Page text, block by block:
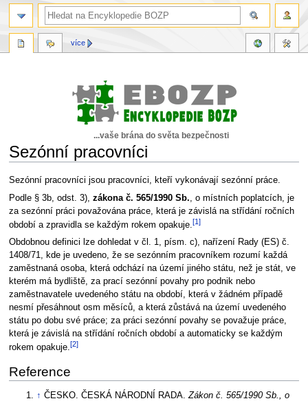
...vaše brána do světa bezpečnosti
Sezónní pracovníci
Skočit
na
navigaci
Skočit
na
vyhledávání
Sezónní pracovníci jsou pracovníci, kteří vykonávají sezónní práce.
Podle § 3b, odst. 3), zákona č. 565/1990 Sb. , o místních poplatcích, je
za sezónní práci považována práce, která je závislá na střídání ročních
období a zpravidla se každým rokem opakuje. [1]
Obdobnou definici lze dohledat v čl. 1, písm. c), nařízení Rady (ES) č.
1408/71, kde je uvedeno, že se sezónním pracovníkem rozumí každá
zaměstnaná osoba, která odchází na území jiného státu, než je stát, ve
kterém má bydliště, za prací sezónní povahy pro podnik nebo
zaměstnavatele uvedeného státu na období, která v žádném případě
nesmí přesáhnout osm měsíců, a která zůstává na území uvedeného
státu po dobu své práce; za práci sezónní povahy se považuje práce,
která je závislá na střídání ročních období a automaticky se každým
rokem opakuje.[2]
Reference
↑ ČESKO. ČESKÁ NÁRODNÍ RADA.Zákon č. 565/1990 Sb., o
více